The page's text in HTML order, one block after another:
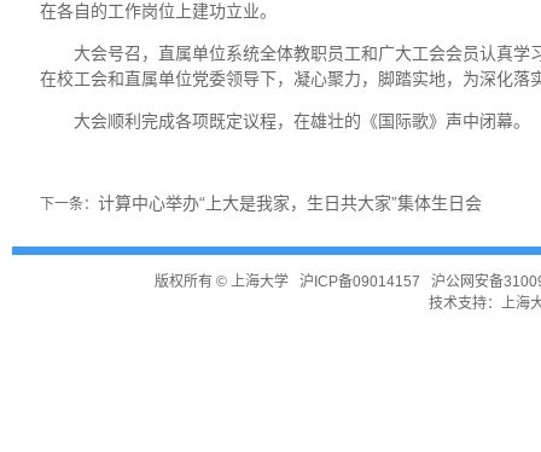
在各自的工作岗位上建功立业。
大会号召，直属单位系统全体教职员工和广大工会会员认真
在校工会和直属单位党委领导下，凝心聚力，脚踏实地，为深化
大会顺利完成各项既定议程，在雄壮的《国际歌》声中闭幕。
下一条： 计算中心举办“上大是我家，生日共大家”集体生日会
版权所有 ©上海大学 沪ICP备09014157
沪公网安备
技术支持： 上海